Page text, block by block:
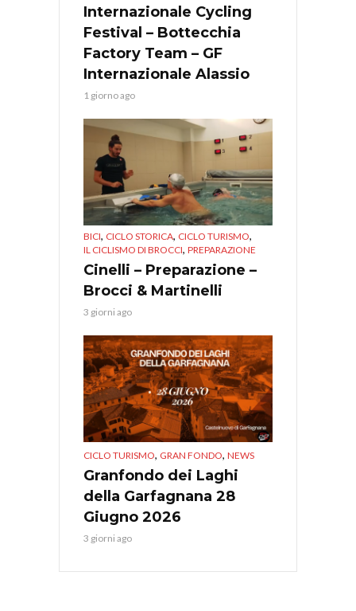
Internazionale Cycling
Festival – Bottecchia
Factory Team – GF
Internazionale Alassio
1 giorno ago
BICI, CICLO STORICA, CICLO TURISMO,
IL CICLISMO DI BROCCI, PREPARAZIONE
Cinelli – Preparazione –
Brocci & Martinelli
3 giorni ago
CICLO TURISMO, GRAN FONDO, NEWS
Granfondo dei Laghi
della Garfagnana 28
Giugno 2026
3 giorni ago